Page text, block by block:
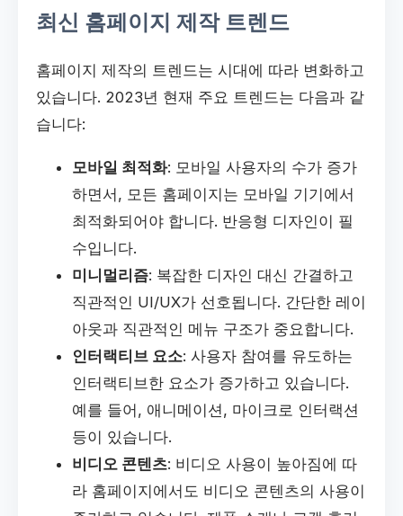
최신 홈페이지 제작 트렌드
홈페이지 제작의 트렌드는 시대에 따라 변화하고
있습니다. 2023년 현재 주요 트렌드는 다음과 같
습니다:
모바일 최적화: 모바일 사용자의 수가 증가
하면서, 모든 홈페이지는 모바일 기기에서
최적화되어야 합니다. 반응형 디자인이 필
수입니다.
미니멀리즘: 복잡한 디자인 대신 간결하고
직관적인 UI/UX가 선호됩니다. 간단한 레이
아웃과 직관적인 메뉴 구조가 중요합니다.
인터랙티브 요소: 사용자 참여를 유도하는
인터랙티브한 요소가 증가하고 있습니다.
예를 들어, 애니메이션, 마이크로 인터랙션
등이 있습니다.
비디오 콘텐츠: 비디오 사용이 높아짐에 따
라 홈페이지에서도 비디오 콘텐츠의 사용이